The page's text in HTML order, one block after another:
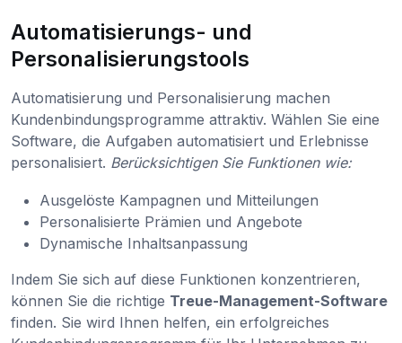
Automatisierungs- und
Personalisierungstools
Automatisierung und Personalisierung machen
Kundenbindungsprogramme attraktiv. Wählen Sie eine
Software, die Aufgaben automatisiert und Erlebnisse
personalisiert. Berücksichtigen Sie Funktionen wie:
Ausgelöste Kampagnen und Mitteilungen
Personalisierte Prämien und Angebote
Dynamische Inhaltsanpassung
Indem Sie sich auf diese Funktionen konzentrieren,
können Sie die richtige Treue-Management-Software
finden. Sie wird Ihnen helfen, ein erfolgreiches